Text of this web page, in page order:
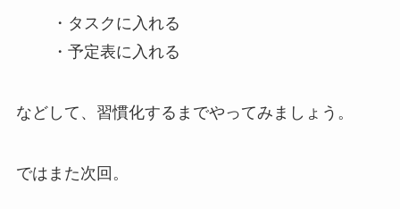
・タスクに入れる
・予定表に入れる
などして、習慣化するまでやってみましょう。
ではまた次回。